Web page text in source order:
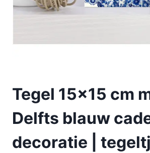
Tegel 15×15 cm
Delfts blauw
decoratie |